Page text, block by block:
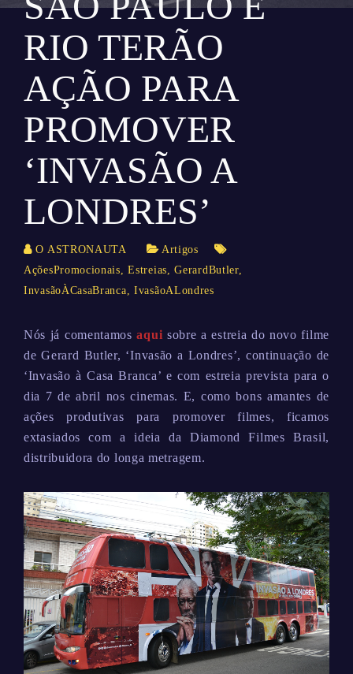
RIO TERÃO
AÇÃO PARA
PROMOVER
‘INVASÃO A
LONDRES’
O ASTRONAUTA
Artigos
AçõesPromocionais,Estreias,GerardButler,
InvasãoÀCasaBranca,IvasãoALondres
Nós já comentamosaqui sobre a estreia do novo filme
de Gerard Butler, ‘Invasão a Londres’, continuação de
‘Invasão à Casa Branca’ e com estreia prevista para o
dia 7 de abril nos cinemas. E, como bons amantes de
ações produtivas para promover filmes, ficamos
extasiados com a ideia da Diamond Filmes Brasil,
distribuidora do longa metragem.